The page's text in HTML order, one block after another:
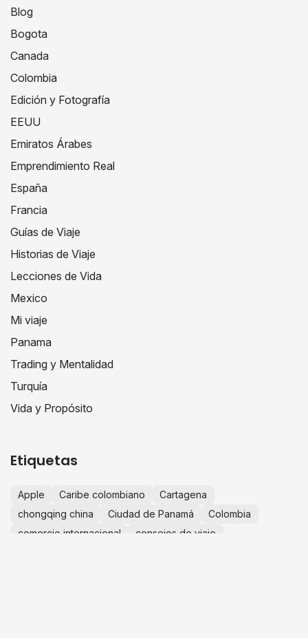
Blog
Bogota
Canada
Colombia
Edición y Fotografía
EEUU
Emiratos Árabes
Emprendimiento Real
España
Francia
Guías de Viaje
Historias de Viaje
Lecciones de Vida
Mexico
Mi viaje
Panama
Trading y Mentalidad
Turquía
Vida y Propósito
Etiquetas
Apple Caribe colombiano
Cartagena
chongqing china
Ciudad de Panamá
Colombia
comercio internacional
consejos de viaje